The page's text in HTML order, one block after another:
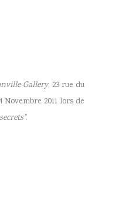
Gallery, 23 rue du
Novembre 2011 lors de
.